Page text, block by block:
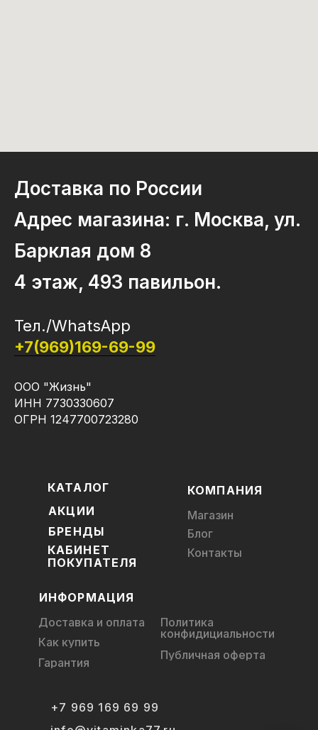
Доставка по России
Адрес магазина: г. Москва, ул.
Барклая дом 8
4 этаж, 493 павильон.
Тел./WhatsApp
+7(969)169-69-99
ООО "Жизнь"
ИНН 7730330607
ОГРН 1247700723280
КАТАЛОГ
КАБИНЕТ
ПОКУПАТЕЛЯ
БРЕНДЫ
АКЦИИ
Магазин
Блог
Контакты
КОМПАНИЯ
+7 969 169 69 99
ИНФОРМАЦИЯ
Доставка и оплата
Как купить
Политика
конфидициальности
Публичная оферта
Гарантия